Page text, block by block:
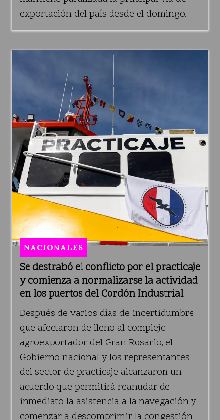
exportación del país desde el domingo.
Se destrabó el conflicto por el practicaje
y comienza a normalizarse la actividad
en los puertos del Cordón Industrial
NACIONALES
Después de varios días de incertidumbre
que afectaron de lleno al complejo
agroexportador del Gran Rosario, el
Gobierno nacional y los representantes
del sector de practicaje alcanzaron un
acuerdo que permitirá reanudar de
inmediato la asistencia a la navegación y
comenzar a descomprimir la congestión